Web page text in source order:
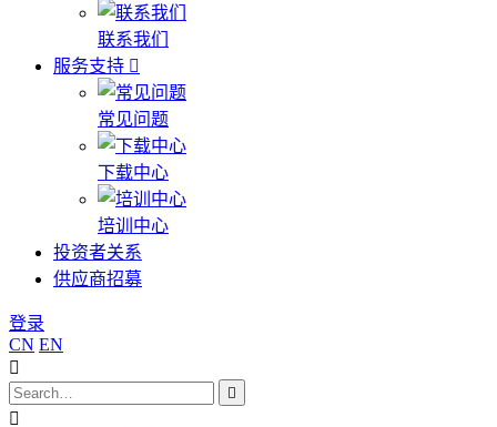
联系我们
服务支持
常见问题
下载中心
培训中心
投资者关系
供应商招募
登录
CN EN